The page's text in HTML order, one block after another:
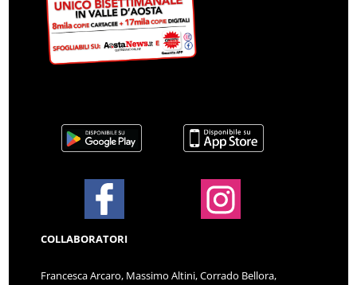
COLLABORATORI
Francesca Arcaro, Massimo Altini, Corrado Bellora,